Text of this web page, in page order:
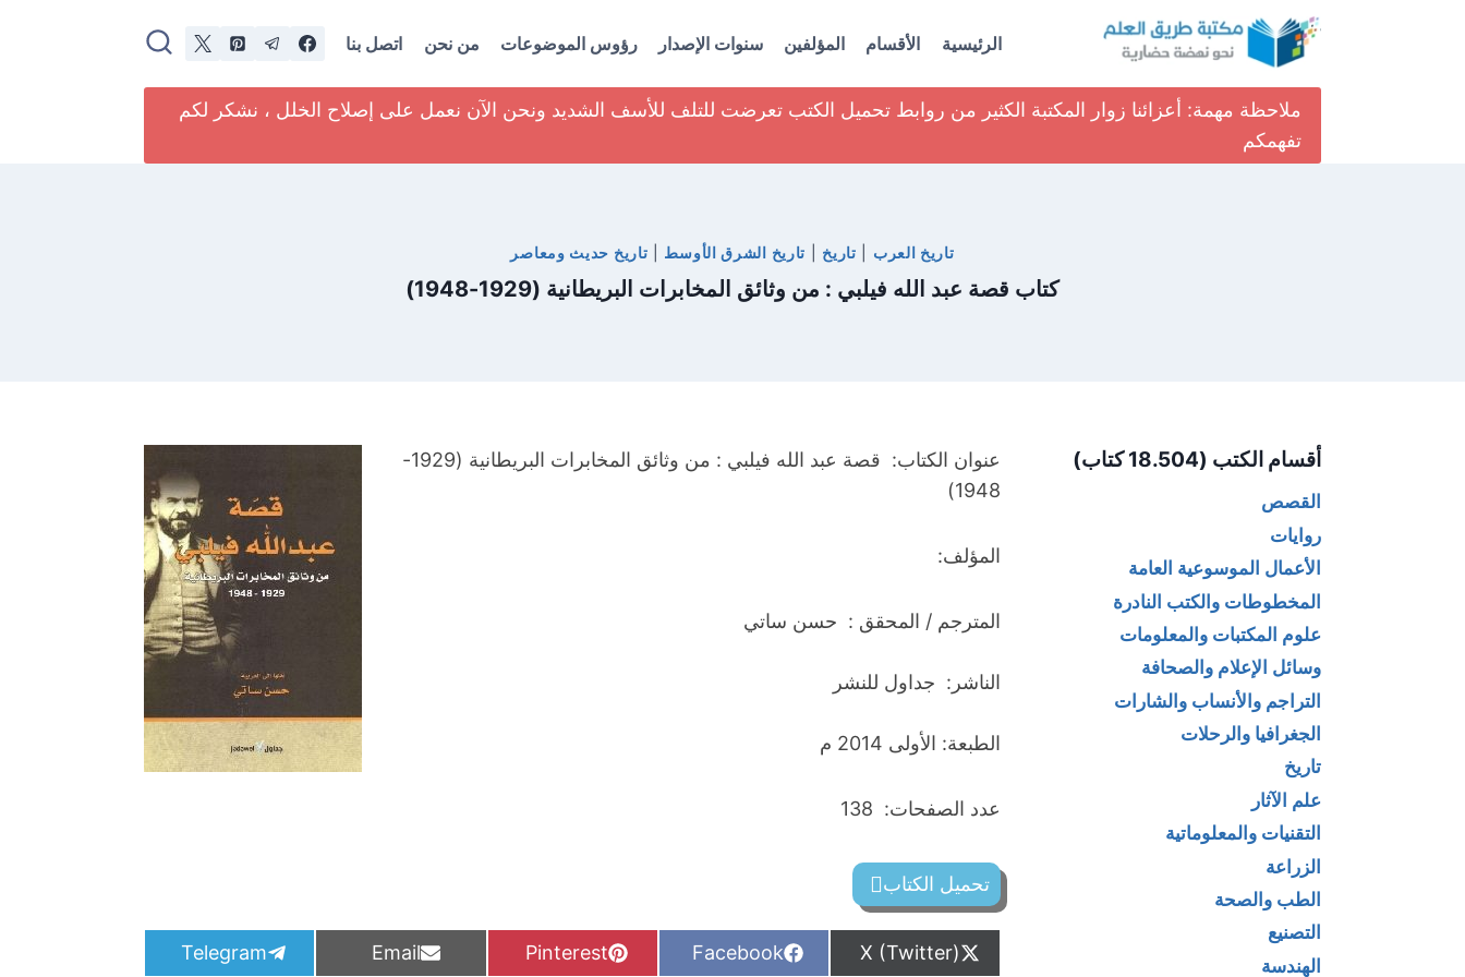
الرئيسية الأقسام المؤلفين سنوات الإصدار رؤوس الموضوعات من نحن اتصل بنا
ملاحظة مهمة: أعزائنا زوار المكتبة الكثير من روابط تحميل الكتب تعرضت للتلف للأسف الشديد ونحن الآن نعمل على إصلاح الخلل ، نشكر لكم
تفهمكم
تاريخ العرب تاريخ تاريخ الشرق الأوسط تاريخ حديث ومعاصر
كتاب قصة عبد الله فيلبي : من وثائق المخابرات البريطانية (1929-1948)
عنوان الكتاب: قصة عبد الله فيلبي : من وثائق المخابرات البريطانية (1929-
1948)
المؤلف:
المترجم / المحقق : حسن ساتي
الناشر: جداول للنشر
الطبعة: الأولى 2014 م
عدد الصفحات: 138
تحميل الكتاب
S
h
X (Twitter)
S
h
Facebook
S
h
Pinterest
S
h
Email
S
h
Telegram
أقسام الكتب (18.504 كتاب)
القصص
روايات
الأعمال الموسوعية العامة
المخطوطات والكتب النادرة
علوم المكتبات والمعلومات
وسائل الإعلام والصحافة
التراجم والأنساب والشارات
الجغرافيا والرحلات
تاريخ
علم الآثار
التقنيات والمعلوماتية
الزراعة
الطب والصحة
التصنيع
الهندسة